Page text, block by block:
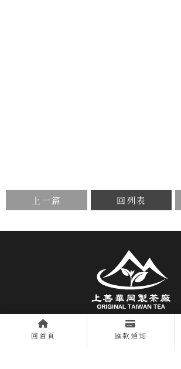
上一篇 回列表
回首頁 匯款通知
@295jfvwg